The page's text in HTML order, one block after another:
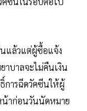
แล้วแต่ผู้ซื้อแจ้ง
าบาลจะไม่คืนเงิน
การฉีดวัคซีนให้ผู้
น้าก่อนวันนัดหมาย